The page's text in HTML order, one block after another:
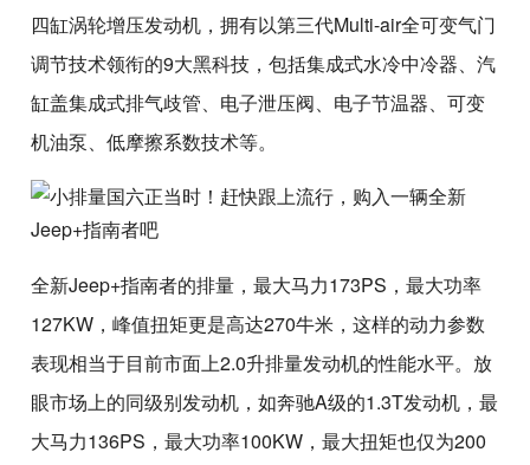
四缸涡轮增压发动机，拥有以第三代Multi-air全可变气门
调节技术领衔的9大黑科技，包括集成式水冷中冷器、汽
缸盖集成式排气歧管、电子泄压阀、电子节温器、可变
机油泵、低摩擦系数技术等。
全新Jeep+指南者的排量，最大马力173PS，最大功率
127KW，峰值扭矩更是高达270牛米，这样的动力参数
表现相当于目前市面上2.0升排量发动机的性能水平。放
眼市场上的同级别发动机，如奔驰A级的1.3T发动机，最
大马力136PS，最大功率100KW，最大扭矩也仅为200